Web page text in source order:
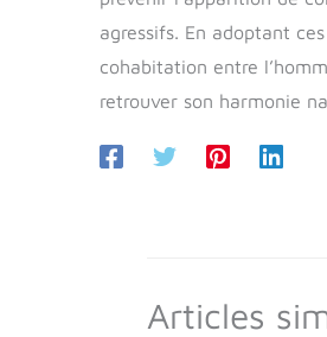
agressifs. En adoptant
cohabitation entre
retrouver son harmonie
Articles